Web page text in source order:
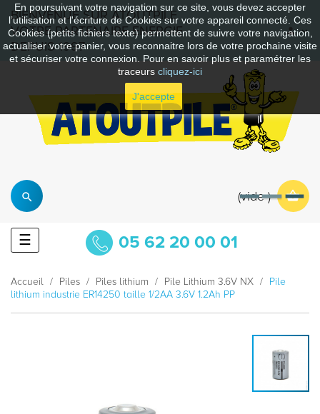
En poursuivant votre navigation sur ce site, vous devez accepter
l’utilisation et l'écriture de Cookies sur votre appareil connecté. Ces
Cookies (petits fichiers texte) permettent de suivre votre navigation,
actualiser votre panier, vous reconnaitre lors de votre prochaine visite
et sécuriser votre connexion. Pour en savoir plus et paramétrer les
traceurs cliquez-ici
J'accepte
BIENVENUE SUR ATOUTPILE
VOTRE PARTENAIRE ENERGIE
DEPUIS 1997
vide
Basculer
la
☰ 05 62 20 00 01
Accueil Piles Piles lithium Pile Lithium 3.6V NX
Pile
lithium industrie ER14250 taille 1/2AA 3.6V 1.2Ah PP